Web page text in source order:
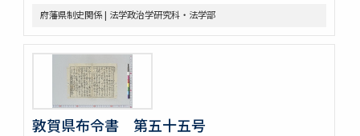
府藩県制史関係 | 法学政治学研究科・法学部
敦賀県布令書 第五十五号